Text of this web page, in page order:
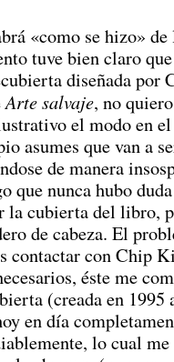
«como se hizo»
tuve bien claro
diseñada por
Arte salvaje, no
el modo en el
asumes que van a
de manera
que nunca hubo
la cubierta del libro,
de cabeza. El
contactar con Chip
éste me
(creada en 1995
en día
lo cual me